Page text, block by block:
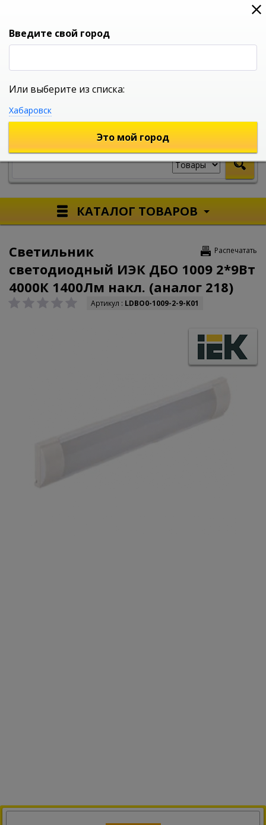
0
УНИВЕРСАЛЬНЫЙ ИНТЕРНЕТ МАГАЗИН
КАТАЛОГ ТОВАРОВ
Распечатать
Светильник
светодиодный ИЭК ДБО 1009 2*9Вт
4000К 1400Лм накл. (аналог 218)
Артикул : LDBO0-1009-2-9-K01
Введите свой город
Или выберите из списка:
Хабаровск
Это мой город